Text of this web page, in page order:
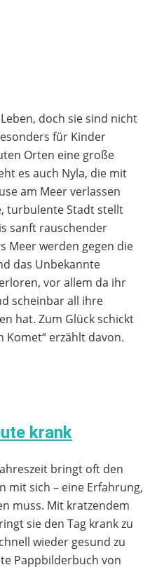
doch sie sind nicht
für Kinder
Orten eine große
es auch Nyla, die mit
am Meer verlassen
turbulente Stadt stellt
sanft rauschender
Meer werden gegen die
das Unbekannte
vor allem da ihr
scheinbar all ihre
hat. Zum Glück schickt
Komet“ erzählt davon.
krank
bringt oft den
mit sich – eine Erfahrung,
muss. Mit kratzendem
sie den Tag krank zu
wieder gesund zu
Pappbilderbuch von